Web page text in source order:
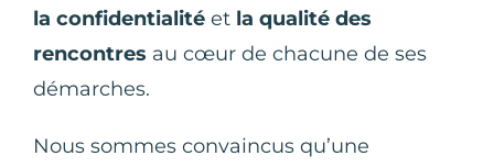
la confidentialité et la qualité des
rencontres au cœur de chacune de ses
démarches.
Nous sommes convaincus qu’une